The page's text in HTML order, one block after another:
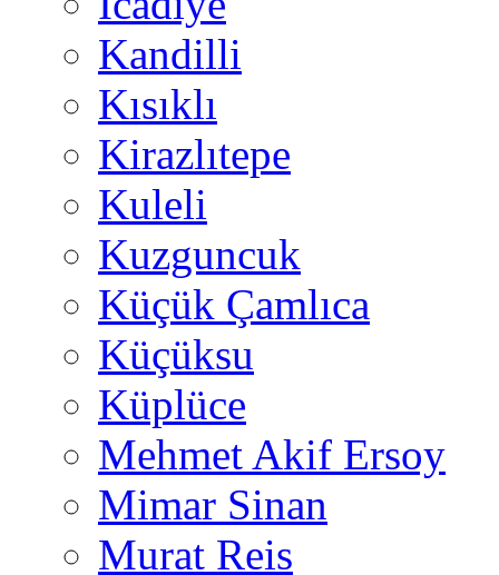
Kandilli
Kısıklı
Kirazlıtepe
Kuleli
Kuzguncuk
Küçük Çamlıca
Küçüksu
Küplüce
Mehmet Akif Ersoy
Mimar Sinan
Murat Reis